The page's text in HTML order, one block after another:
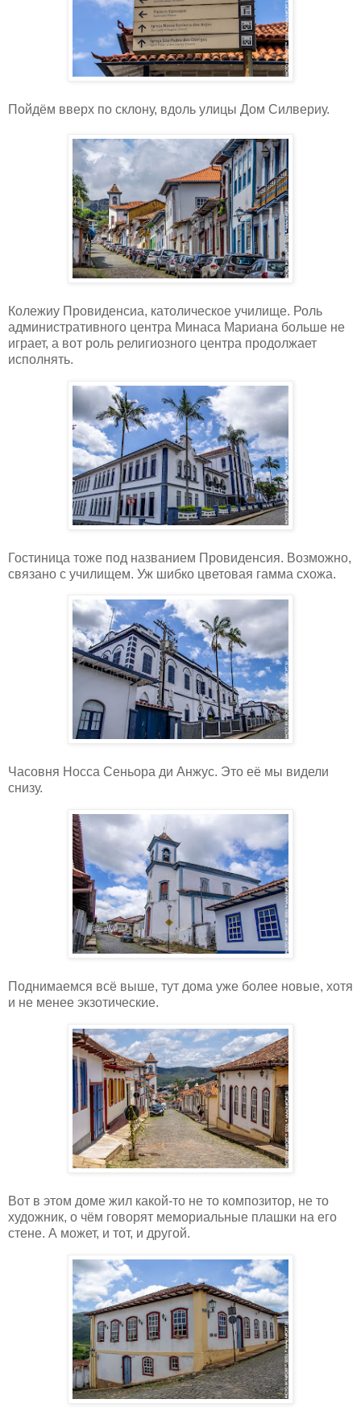
Пойдём вверх по склону, вдоль улицы Дом Силвериу.
Колежиу Провиденсиа, католическое училище. Роль
административного центра Минаса Мариана больше не
играет, а вот роль религиозного центра продолжает
исполнять.
Гостиница тоже под названием Провиденсия. Возможно,
связано с училищем. Уж шибко цветовая гамма схожа.
Часовня Носса Сеньора ди Анжус. Это её мы видели
снизу.
Поднимаемся всё выше, тут дома уже более новые, хотя
и не менее экзотические.
Вот в этом доме жил какой-то не то композитор, не то
художник, о чём говорят мемориальные плашки на его
стене. А может, и тот, и другой.